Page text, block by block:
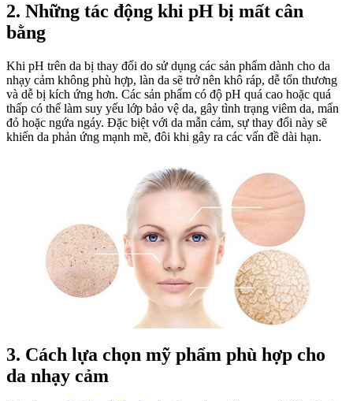
2. Những tác động khi pH bị mất cân
bằng
Khi pH trên da bị thay đổi do sử dụng các sản phẩm dành cho da
nhạy cảm không phù hợp, làn da sẽ trở nên khô ráp, dễ tổn thương
và dễ bị kích ứng hơn. Các sản phẩm có độ pH quá cao hoặc quá
thấp có thể làm suy yếu lớp bảo vệ da, gây tình trạng viêm da, mẩn
đỏ hoặc ngứa ngáy. Đặc biệt với da mẫn cảm, sự thay đổi này sẽ
khiến da phản ứng mạnh mẽ, đôi khi gây ra các vấn đề dài hạn.
3. Cách lựa chọn mỹ phẩm phù hợp cho
da nhạy cảm